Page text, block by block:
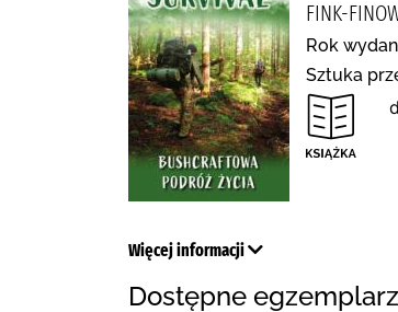
FINK-
Rok
Sztuka
Więcej informacji
Dostępne